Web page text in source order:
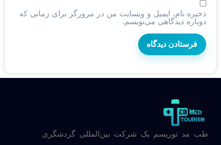
ذخیره نام، ایمیل و وبسایت من در مرورگر برای زمانی که
دوباره دیدگاهی می‌نویسم.
طب مد توریسم یک شرکت بین‌المللی گردشگری